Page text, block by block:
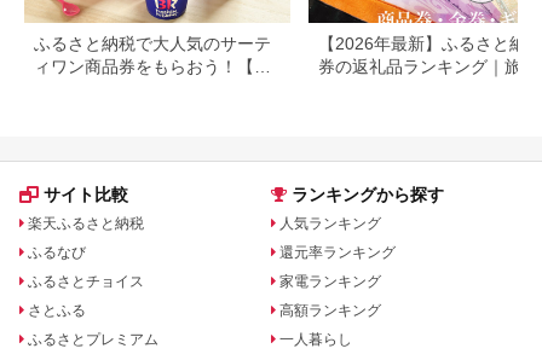
ふるさと納税で大人気のサーテ
ィワン商品券をもらおう！【静
【2026年最新】ふるさと納
券の返礼品ランキング｜旅行
サイト比較
楽天ふるさと納税
ふるなび
ふるさとチョイス
さとふる
ふるさとプレミアム
ランキングから探す
人気ランキング
還元率ランキング
家電ランキング
高額ランキング
一人暮らし